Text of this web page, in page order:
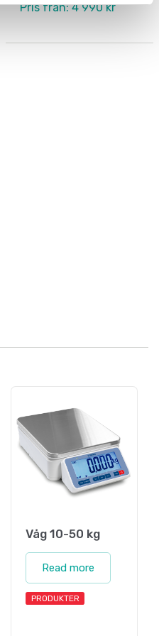
Pris från: 4 990 kr
Våg 10-50 kg
Read more
PRODUKTER